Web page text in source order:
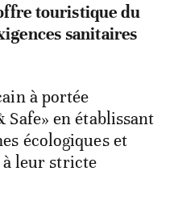
touristique du
sanitaires
à portée
en établissant
écologiques et
leur stricte